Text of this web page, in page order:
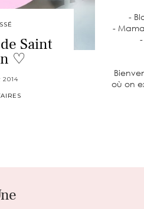
Saint
♡
2014
-
-
où on